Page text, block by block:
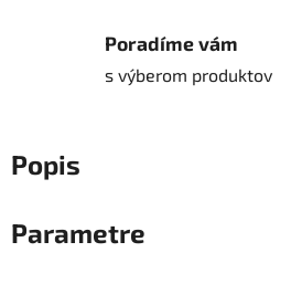
Poradíme vám
s výberom produktov
Popis
Parametre